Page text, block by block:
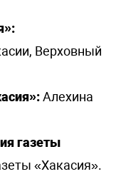
Верховный
Алехина
газеты
«Хакасия».